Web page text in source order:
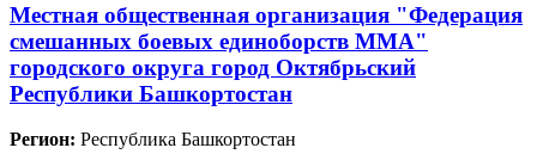
Местная общественная организация "Федерация
смешанных боевых единоборств ММА"
городского округа город Октябрьский
Республики Башкортостан
Регион: Республика Башкортостан